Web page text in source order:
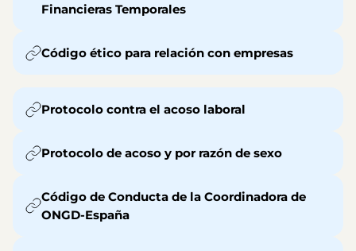
Financieras Temporales
Código ético para relación con empresas
Protocolo contra el acoso laboral
Protocolo de acoso y por razón de sexo
Código de Conducta de la Coordinadora de
ONGD-España